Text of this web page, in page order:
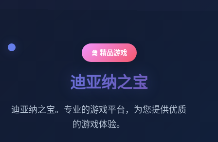
🛅 精品游戏
迪亚纳之宝
迪亚纳之宝。专业的游戏平台，为您提供优质
的游戏体验。